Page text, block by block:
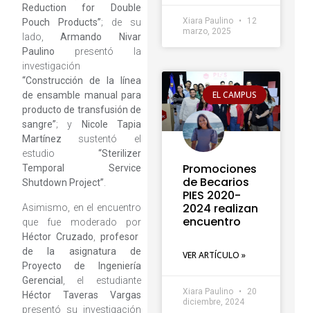
Reduction for Double
Pouch Products”; de su
lado,Armando Nivar
Paulino presentó la
investigación
“Construcción de la línea
de ensamble manual para
producto de transfusión de
sangre”; y
Nicole Tapia
Martínez sustentó el
estudio “Sterilizer
Temporal Service
Shutdown Project”.
Asimismo, en el encuentro
que fue moderado por
Héctor Cruzado
profesor
de la asignatura de
Proyecto de Ingeniería
Gerencial
, el estudiante
Héctor Taveras Vargas
presentó su investigación
Xiara Paulino
12
marzo, 2025
EL CAMPUS
Promociones
de Becarios
PIES 2020-
2024 realizan
encuentro
VER ARTÍCULO »
Xiara Paulino
20
diciembre, 2024